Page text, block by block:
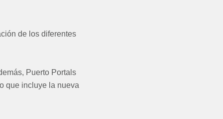
de los diferentes
Puerto Portals
que incluye la nueva